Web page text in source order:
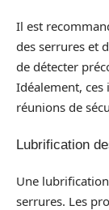
Il est
des serrures et
de détecter
Idéalement, ces
réunions de
Lubrification
Une
serrures. Les